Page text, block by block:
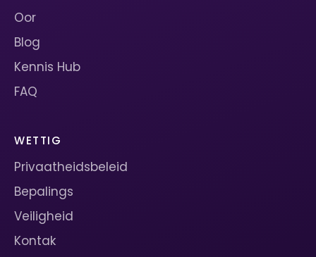
Oor
Blog
Kennis Hub
FAQ
WETTIG
Privaatheidsbeleid
Bepalings
Veiligheid
Kontak